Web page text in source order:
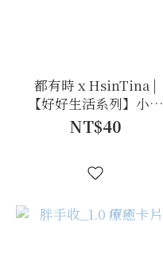
都有時 x HsinTina |
【好好生活系列】小羊
／小花 明信片
NT$40